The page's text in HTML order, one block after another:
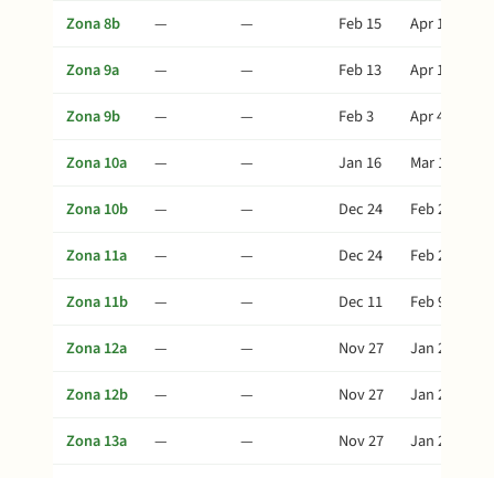
Zona 8b — — Feb 15
Apr 16
Zona 9a
— — Feb 13
Apr 14
Zona 9b
— — Feb 3
Apr 4
Zona 10a
— — Jan 16
Mar 17
Zona 10b
— — Dec 24
Feb 22
Zona 11a
— — Dec 24
Feb 22
Zona 11b
— — Dec 11
Feb 9
Zona 12a
— — Nov 27
Jan 26
Zona 12b
— — Nov 27
Jan 26
Zona 13a
— — Nov 27
Jan 26